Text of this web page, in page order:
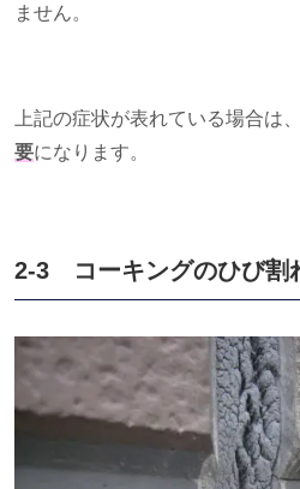
ません。
上記の症状が表れている場合は、
要になります。
2-3 コーキングのひび割